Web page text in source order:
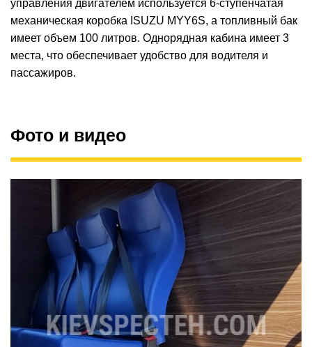
управления двигателем используется 6-ступенчатая
механическая коробка ISUZU MYY6S, а топливный бак
имеет объем 100 литров. Однорядная кабина имеет 3
места, что обеспечивает удобство для водителя и
пассажиров.
Фото и видео